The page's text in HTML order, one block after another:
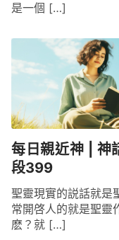
是一個 […]
每日親近神 | 神
段399
聖靈現實的説話就是
常開啓人的就是聖靈
麽？就 […]